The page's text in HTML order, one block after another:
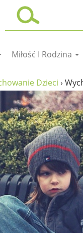
Miłość I Rodzina
Dzieci ›